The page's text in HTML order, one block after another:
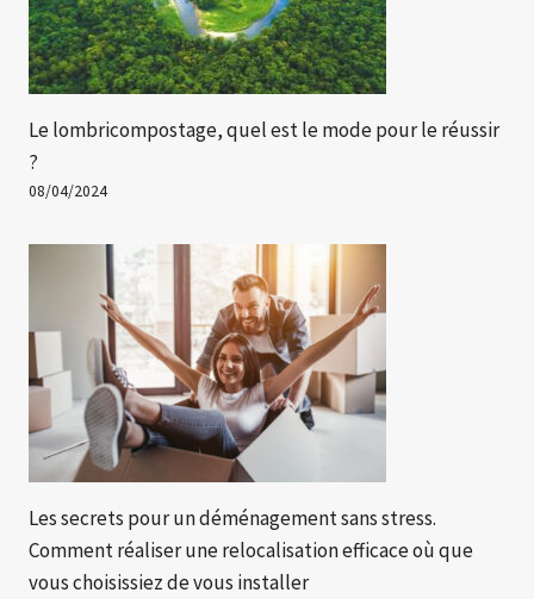
Le lombricompostage, quel est le mode pour le réussir
?
08/04/2024
Les secrets pour un déménagement sans stress.
Comment réaliser une relocalisation efficace où que
vous choisissiez de vous installer